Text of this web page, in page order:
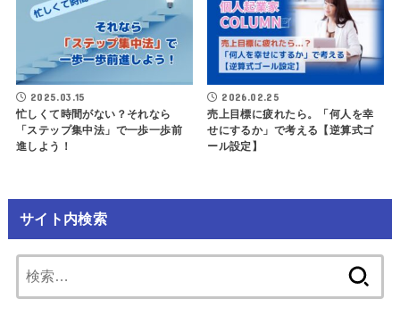
2025.03.15
忙しくて時間がない？それなら
「ステップ集中法」で一歩一歩前
進しよう！
2026.02.25
売上目標に疲れたら。「何人を幸
せにするか」で考える【逆算式ゴ
ール設定】
サイト内検索
索: